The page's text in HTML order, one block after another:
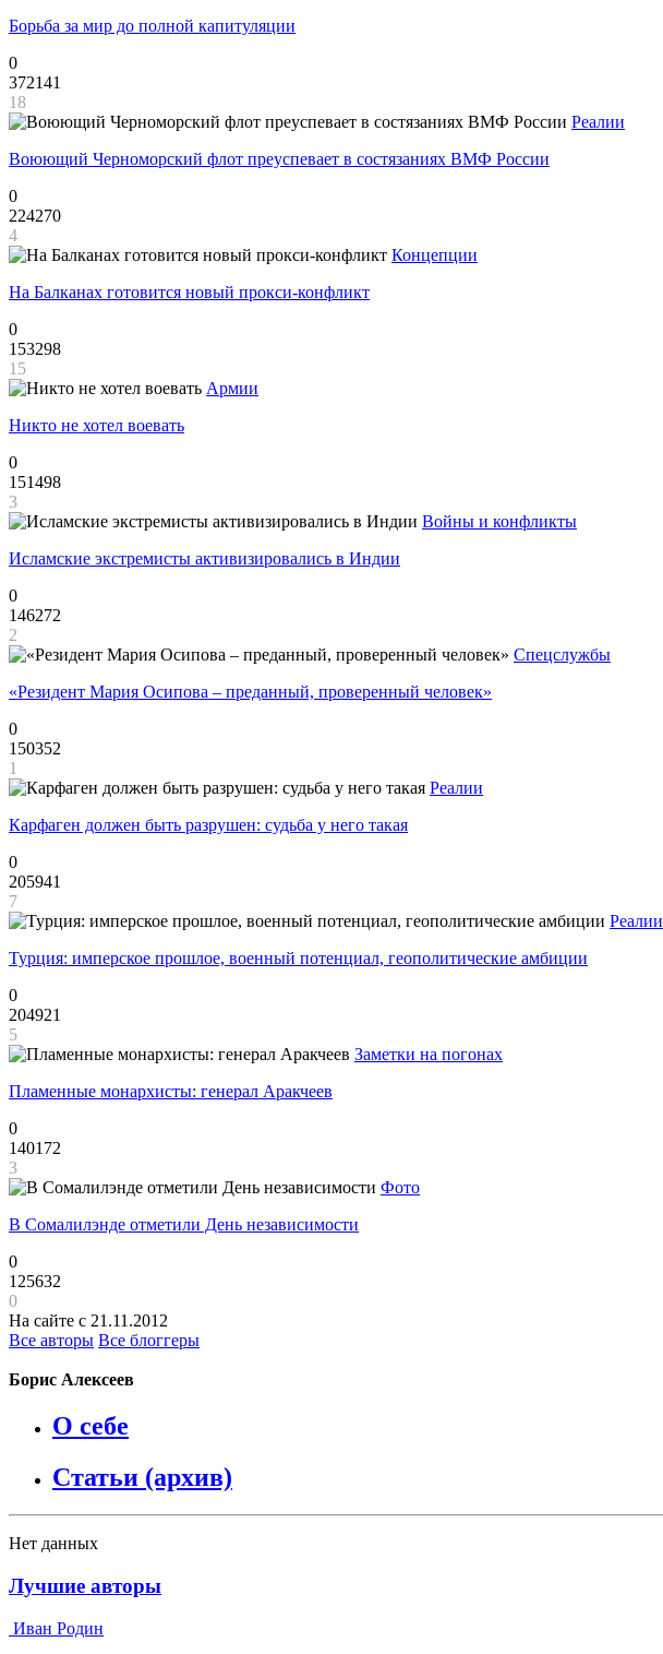
Борьба за мир до полной капитуляции
0
372141
18
Реалии
Воюющий Черноморский флот преуспевает в состязаниях ВМФ России
0
224270
4
Концепции
На Балканах готовится новый прокси-конфликт
0
153298
15
Армии
Никто не хотел воевать
0
151498
3
Войны и конфликты
Исламские экстремисты активизировались в Индии
0
146272
2
Спецслужбы
«Резидент Мария Осипова – преданный, проверенный человек»
0
150352
1
Реалии
Карфаген должен быть разрушен: судьба у него такая
0
205941
7
Реалии
Турция: имперское прошлое, военный потенциал, геополитические амбиции
0
204921
5
Заметки на погонах
Пламенные монархисты: генерал Аракчеев
0
140172
3
Фото
В Сомалилэнде отметили День независимости
0
125632
0
На сайте с 21.11.2012
Все авторы Все блоггеры
Борис Алексеев
О себе
Статьи (архив)
Нет данных
Лучшие авторы
Иван Родин